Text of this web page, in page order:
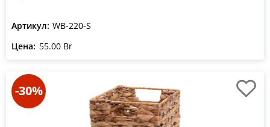
Артикул: WB-220-S
Цена: 55.00 Br
-30%